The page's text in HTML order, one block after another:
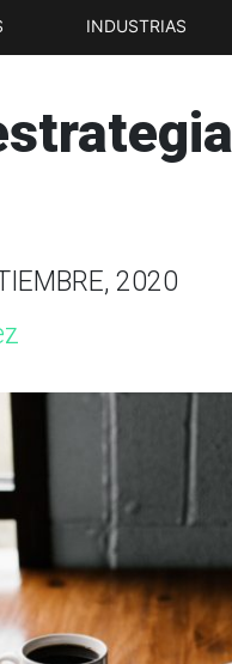
INDUSTRIAS
2020